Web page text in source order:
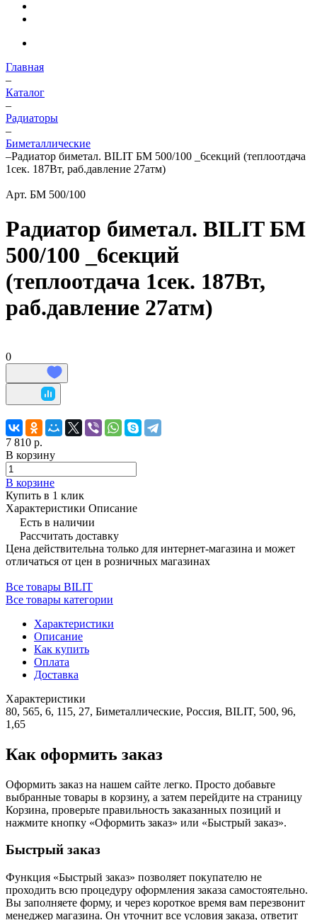
Главная
–
Каталог
–
Радиаторы
–
Биметаллические
–Радиатор биметал. BILIT БМ 500/100 _6секций (теплоотдача
1сек. 187Вт, раб.давление 27атм)
Арт. БМ 500/100
Радиатор биметал. BILIT БМ
500/100 _6секций
(теплоотдача 1сек. 187Вт,
раб.давление 27атм)
0
7 810 р.
В корзину
В корзине
Купить в 1 клик
Характеристики Описание
Есть в наличии
Рассчитать доставку
Цена действительна только для интернет-магазина и может
отличаться от цен в розничных магазинах
Все товары BILIT
Все товары категории
Характеристики
Описание
Как купить
Оплата
Доставка
Характеристики
80, 565, 6, 115, 27, Биметаллические, Россия, BILIT, 500, 96,
1,65
Как оформить заказ
Оформить заказ на нашем сайте легко. Просто добавьте
выбранные товары в корзину, а затем перейдите на страницу
Корзина, проверьте правильность заказанных позиций и
нажмите кнопку «Оформить заказ» или «Быстрый заказ».
Быстрый заказ
Функция «Быстрый заказ» позволяет покупателю не
проходить всю процедуру оформления заказа самостоятельно.
Вы заполняете форму, и через короткое время вам перезвонит
менеджер магазина. Он уточнит все условия заказа, ответит